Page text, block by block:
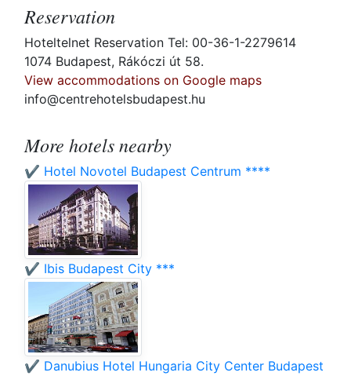
Reservation
Hoteltelnet Reservation Tel: 00-36-1-2279614
1074 Budapest, Rákóczi út 58.
View accommodations on Google maps
info@centrehotelsbudapest.hu
More hotels nearby
✔️ Hotel Novotel Budapest Centrum ****
✔️ Ibis Budapest City ***
✔️ Danubius Hotel Hungaria City Center Budapest